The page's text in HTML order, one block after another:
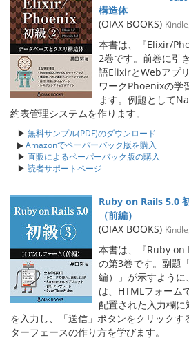
構造体
(OIAX BOOKS)
本書は、『Elixir/
2巻です。前巻に引
語ElixirとWebアプ
ワークPhoenixの学
ます。例題として
約表管理システムを作ります。
▶ 無料サンプル(PDF)のダウンロード
▶Amazonでペーパーバック版を購入
▶ 直販によるペーパーバック版の購入
▶ 読者サポートページ
Ruby on Rails 5.0
（前編）
(OIAX BOOKS)
本書は、『Ruby on
の第3巻です。副題
編）」が示すよう
は、HTMLフォーム
配置された入力欄
を入力し、「送信」ボタンをクリックす
ターフェースの作り方を学びます。